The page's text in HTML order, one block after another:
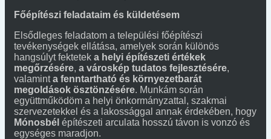
Főépítészi feladataim és küldetésem
Elsődleges feladatom a települési főépítészi
tevékenységek ellátása, amelyek során különös
hangsúlyt fektetek a helyi építészeti értékek
megőrzésére, a városkép tudatos fejlesztésére,
valaminta fenntartható és környezetbarát
megoldások ösztönzésére. Munkám során
együttműködöm a helyi önkormányzattal, szakmai
szervezetekkel és a lakossággal annak érdekében, hogy
Mónosbél építészeti arculata hosszú távon is vonzó és
egységes maradjon.